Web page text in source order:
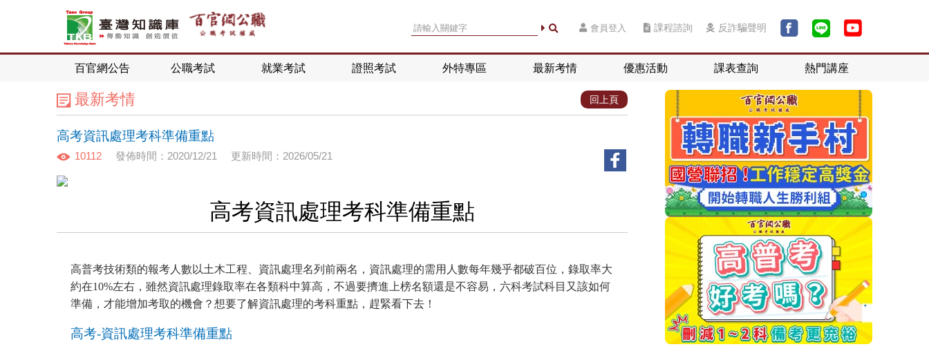
會員登入 課程諮詢 反詐騙聲明
百官網公告 公職考試 就業考試 證照考試 外特專區 最新考情 優惠活動 課表查詢 熱門講座
最新考情 回上頁
高考資訊處理考科準備重點
10112 發佈時間：2020/12/21 更新時間：2026/05/21
高考資訊處理考科準備重點
高普考技術類的報考人數以土木工程、資訊處理名列前兩名，資訊處理的需用人數每年幾乎都破百位，錄取率大
約在10%左右，雖然資訊處理錄取率在各類科中算高，不過要擠進上榜名額還是不容易，六科考試科目又該如何
準備，才能增加考取的機會？想要了解資訊處理的考科重點，趕緊看下去！
高考-資訊處理考科準備重點